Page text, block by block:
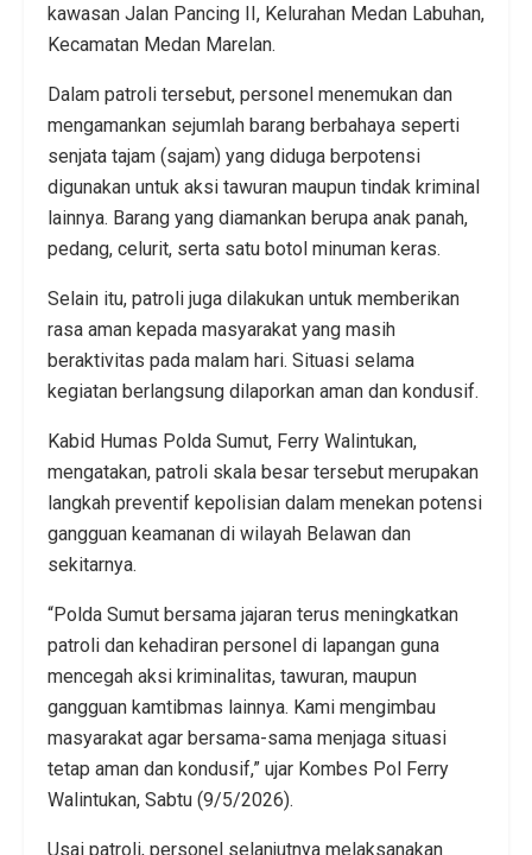
kawasan Jalan Pancing II, Kelurahan Medan Labuhan,
Kecamatan Medan Marelan.
Dalam patroli tersebut, personel menemukan dan
mengamankan sejumlah barang berbahaya seperti
senjata tajam (sajam) yang diduga berpotensi
digunakan untuk aksi tawuran maupun tindak kriminal
lainnya. Barang yang diamankan berupa anak panah,
pedang, celurit, serta satu botol minuman keras.
Selain itu, patroli juga dilakukan untuk memberikan
rasa aman kepada masyarakat yang masih
beraktivitas pada malam hari. Situasi selama
kegiatan berlangsung dilaporkan aman dan kondusif.
Kabid Humas Polda Sumut, Ferry Walintukan,
mengatakan, patroli skala besar tersebut merupakan
langkah preventif kepolisian dalam menekan potensi
gangguan keamanan di wilayah Belawan dan
sekitarnya.
“Polda Sumut bersama jajaran terus meningkatkan
patroli dan kehadiran personel di lapangan guna
mencegah aksi kriminalitas, tawuran, maupun
gangguan kamtibmas lainnya. Kami mengimbau
masyarakat agar bersama-sama menjaga situasi
tetap aman dan kondusif,” ujar Kombes Pol Ferry
Walintukan, Sabtu (9/5/2026).
Usai patroli, personel selanjutnya melaksanakan